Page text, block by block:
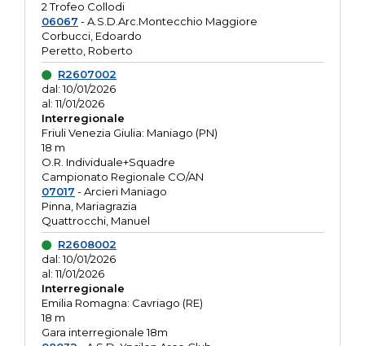
2 Trofeo Collodi
06067 - A.S.D.Arc.Montecchio Maggiore
Corbucci, Edoardo
Peretto, Roberto
R2607002
dal: 10/01/2026
al: 11/01/2026
Interregionale
Friuli Venezia Giulia: Maniago (PN)
18 m
O.R. Individuale+Squadre
Campionato Regionale CO/AN
07017 - Arcieri Maniago
Pinna, Mariagrazia
Quattrocchi, Manuel
R2608002
dal: 10/01/2026
al: 11/01/2026
Interregionale
Emilia Romagna: Cavriago (RE)
18 m
Gara interregionale 18m